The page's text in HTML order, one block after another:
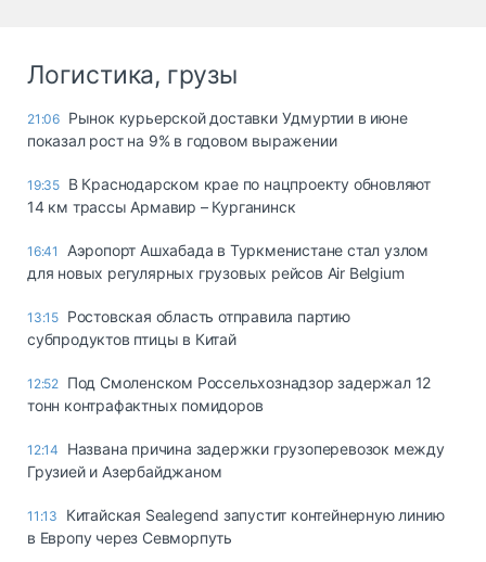
Логистика, грузы
21:06 Рынок курьерской доставки Удмуртии в июне
показал рост на 9% в годовом выражении
19:35 В Краснодарском крае по нацпроекту обновляют
14 км трассы Армавир – Курганинск
16:41
Аэропорт Ашхабада в Туркменистане стал узлом
для новых регулярных грузовых рейсов Air Belgium
13:15 Ростовская область отправила партию
субпродуктов птицы в Китай
12:52 Под Смоленском Россельхознадзор задержал 12
тонн контрафактных помидоров
12:14
Названа причина задержки грузоперевозок между
Грузией и Азербайджаном
11:13
Китайская Sealegend запустит контейнерную линию
в Европу через Севморпуть